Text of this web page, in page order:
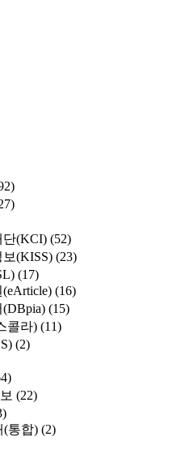
단(KCI) (52)
(KISS) (23)
(17)
(16)
(15)
콜라) (11)
(2)
(22)
(통합) (2)